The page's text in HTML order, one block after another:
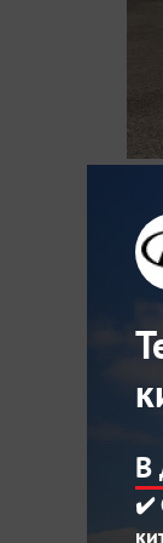
В
✔️